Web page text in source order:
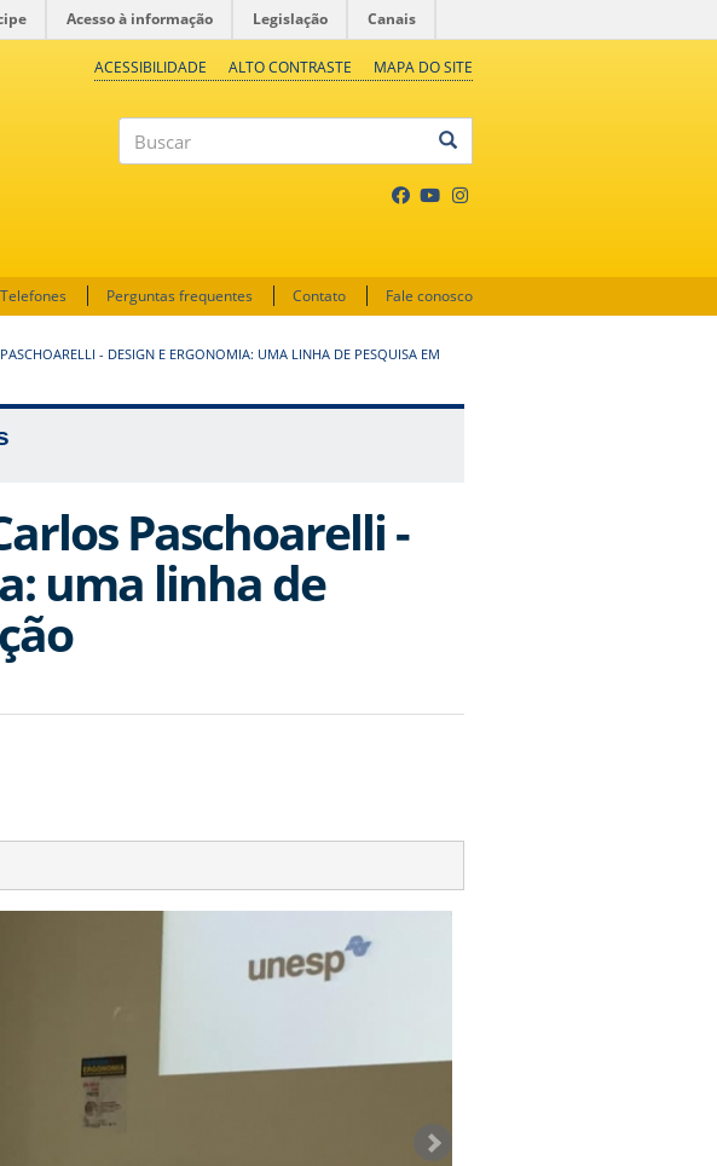
Acesso à informação Legislação Canais
ACESSIBILIDADE ALTO CONTRASTE MAPA DO SITE
Telefones Perguntas frequentes Contato Fale conosco
- DESIGN E ERGONOMIA: UMA LINHA DE PESQUISA EM
Paschoarelli -
uma linha de